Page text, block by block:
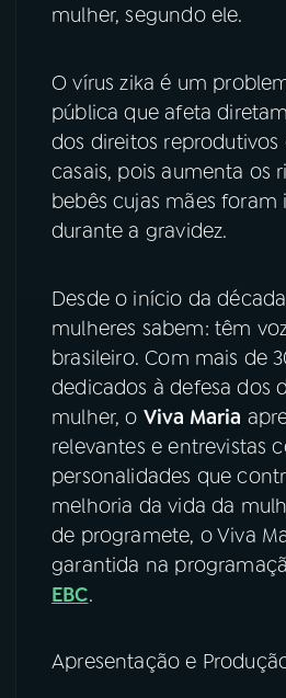
mulher, segundo ele.
O vírus zika é um
pública que afeta
dos direitos reprodutivos
casais, pois aumenta os
bebês cujas mães foram
durante a gravidez.
Desde o início da
mulheres sabem: têm
brasileiro. Com mais de
dedicados à defesa dos
mulher, o Viva Maria
relevantes e entrevistas
personalidades que
melhoria da vida da
de programete, o Viva
garantida na
EBC.
Apresentação e